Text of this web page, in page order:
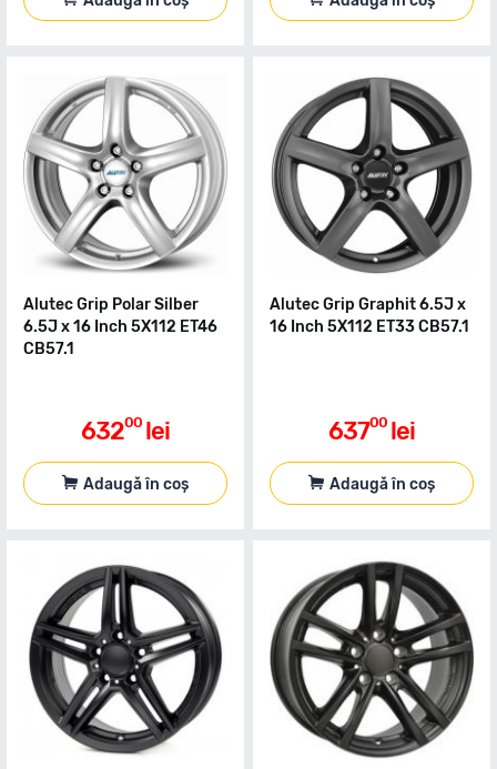
Alutec Grip Polar Silber
6.5J x 16 Inch 5X112 ET46
CB57.1
63200 lei
Adaugă în coș
Alutec Grip Graphit 6.5J x
16 Inch 5X112 ET33 CB57.1
63700 lei
Adaugă în coș